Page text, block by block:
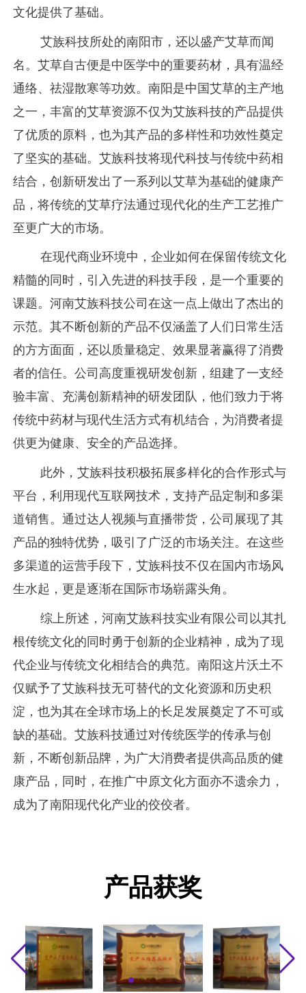
文化提供了基础。
艾族科技所处的南阳市，还以盛产艾草而闻
名。艾草自古便是中医学中的重要药材，具有温经
通络、祛湿散寒等功效。南阳是中国艾草的主产地
之一，丰富的艾草资源不仅为艾族科技的产品提供
了优质的原料，也为其产品的多样性和功效性奠定
了坚实的基础。艾族科技将现代科技与传统中药相
结合，创新研发出了一系列以艾草为基础的健康产
品，将传统的艾草疗法通过现代化的生产工艺推广
至更广大的市场。
在现代商业环境中，企业如何在保留传统文化
精髓的同时，引入先进的科技手段，是一个重要的
课题。河南艾族科技公司在这一点上做出了杰出的
示范。其不断创新的产品不仅涵盖了人们日常生活
的方方面面，还以质量稳定、效果显著赢得了消费
者的信任。公司高度重视研发创新，组建了一支经
验丰富、充满创新精神的研发团队，他们致力于将
传统中药材与现代生活方式有机结合，为消费者提
供更为健康、安全的产品选择。
此外，艾族科技积极拓展多样化的合作形式与
平台，利用现代互联网技术，支持产品定制和多渠
道销售。通过达人视频与直播带货，公司展现了其
产品的独特优势，吸引了广泛的市场关注。在这些
多渠道的运营手段下，艾族科技不仅在国内市场风
生水起，更是逐渐在国际市场崭露头角。
综上所述，河南艾族科技实业有限公司以其扎
根传统文化的同时勇于创新的企业精神，成为了现
代企业与传统文化相结合的典范。南阳这片沃土不
仅赋予了艾族科技无可替代的文化资源和历史积
淀，也为其在全球市场上的长足发展奠定了不可或
缺的基础。艾族科技通过对传统医学的传承与创
新，不断创新品牌，为广大消费者提供高品质的健
康产品，同时，在推广中原文化方面亦不遗余力，
成为了南阳现代化产业的佼佼者。
产品获奖